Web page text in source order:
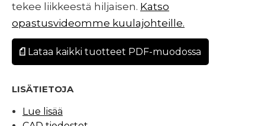
tekee liikkeestä hiljaisen. Katso
opastusvideomme kuulajohteille.
Lataa kaikki tuotteet PDF-muodossa
LISÄTIETOJA
Lue lisää